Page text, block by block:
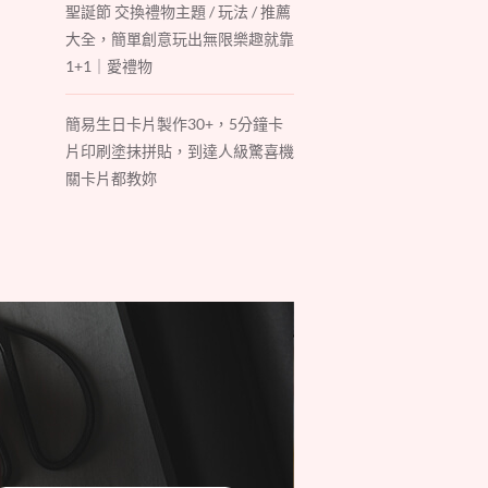
聖誕節 交換禮物主題 / 玩法 / 推薦
大全，簡單創意玩出無限樂趣就靠
1+1｜愛禮物
簡易生日卡片製作30+，5分鐘卡
片印刷塗抹拼貼，到達人級驚喜機
關卡片都教妳